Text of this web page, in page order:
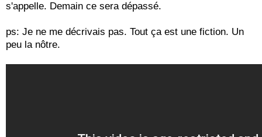
s'appelle. Demain ce sera dépassé.
ps: Je ne me décrivais pas. Tout ça est une fiction. Un
peu la nôtre.